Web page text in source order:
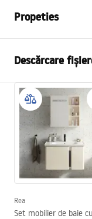
Propeties
Metodă de montaj
Material
Inalime
Latime
Adâncime
Descărcare
Instrucțiuni
Condiții de
_24.pdf
Rea
Set mobilier de baie cu